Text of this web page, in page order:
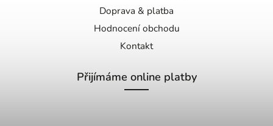
Doprava & platba
Hodnocení obchodu
Kontakt
Přijímáme online platby